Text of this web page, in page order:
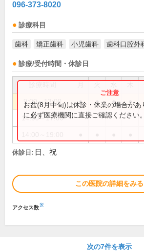
096-373-8020
診療科目
歯科 矯正歯科 小児歯科 歯科口腔外
診療/受付時間・休診日
9:00～13:00 ● ● ● ●
14:00～17:00
お盆(8月中旬)は休診・休業の場合があ
に必ず医療機関に直接ご確認ください。
休診日: 日、祝
この医院の詳細をみる
アクセス数※
次の7件を表示